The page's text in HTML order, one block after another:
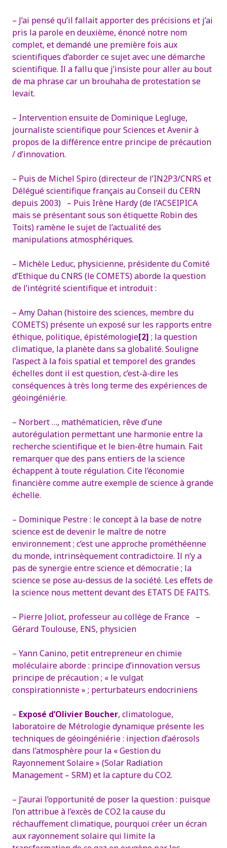
– J’ai pensé qu’il fallait apporter des précisions et j’ai
pris la parole en deuxième, énoncé notre nom
complet, et demandé une première fois aux
scientifiques d’aborder ce sujet avec une démarche
scientifique. Il a fallu que j’insiste pour aller au bout
de ma phrase car un brouhaha de protestation se
levait.
– Intervention ensuite de Dominique Legluge,
journaliste scientifique pour Sciences et Avenir à
propos de la différence entre principe de précaution
/ d’innovation.
– Puis de Michel Spiro (directeur de l’IN2P3/CNRS et
Délégué scientifique français au Conseil du CERN
depuis 2003) – Puis Irène Hardy (de l’ACSEIPICA
mais se présentant sous son étiquette Robin des
Toits) ramène le sujet de l’actualité des
manipulations atmosphériques.
– Michèle Leduc, physicienne, présidente du Comité
d’Ethique du CNRS (le COMETS) aborde la question
de l’intégrité scientifique et introduit :
– Amy Dahan (histoire des sciences, membre du
COMETS) présente un exposé sur les rapports entre
éthique, politique, épistémologie[2] ; la question
climatique, la planète dans sa globalité. Souligne
l’aspect à la fois spatial et temporel des grandes
échelles dont il est question, c’est-à-dire les
conséquences à très long terme des expériences de
géoingéniérie.
– Norbert …, mathématicien, rêve d’une
autorégulation permettant une harmonie entre la
recherche scientifique et le bien-être humain. Fait
remarquer que des pans entiers de la science
échappent à toute régulation. Cite l’économie
financière comme autre exemple de science à grande
échelle.
– Dominique Pestre : le concept à la base de notre
science est de devenir le maître de notre
environnement ; c’est une approche prométhéenne
du monde, intrinsèquement contradictoire. Il n’y a
pas de synergie entre science et démocratie ; la
science se pose au-dessus de la société. Les effets de
la science nous mettent devant des ETATS DE FAITS.
– Pierre Joliot, professeur au collège de France –
Gérard Toulouse, ENS, physicien
– Yann Canino, petit entrepreneur en chimie
moléculaire aborde : principe d’innovation versus
principe de précaution ; « le vulgat
conspirationniste » ; perturbateurs endocriniens
– Exposé d’Olivier Boucher, climatologue,
laboratoire de Métrologie dynamique présente les
techniques de géoingéniérie : injection d’aérosols
dans l’atmosphère pour la « Gestion du
Rayonnement Solaire » (Solar Radiation
Management – SRM) et la capture du CO2.
– J’aurai l’opportunité de poser la question : puisque
l’on attribue à l’excès de CO2 la cause du
réchauffement climatique, pourquoi créer un écran
aux rayonnement solaire qui limite la